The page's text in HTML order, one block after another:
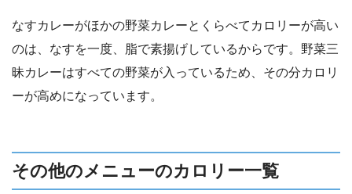
なすカレーがほかの野菜カレーとくらべてカロリーが高い
のは、なすを一度、脂で素揚げしているからです。野菜三
昧カレーはすべての野菜が入っているため、その分カロリ
ーが高めになっています。
その他のメニューのカロリー一覧